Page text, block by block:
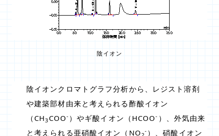
陰イオン
陰イオンクロマトグラフ分析から、レジスト溶剤
や建築部材由来と考えられる酢酸イオン
（CH3 COO- ）やギ酸イオン（HCOO- ）、外気由来
と考えられる亜硝酸イオン（NO - ）、硝酸イオン